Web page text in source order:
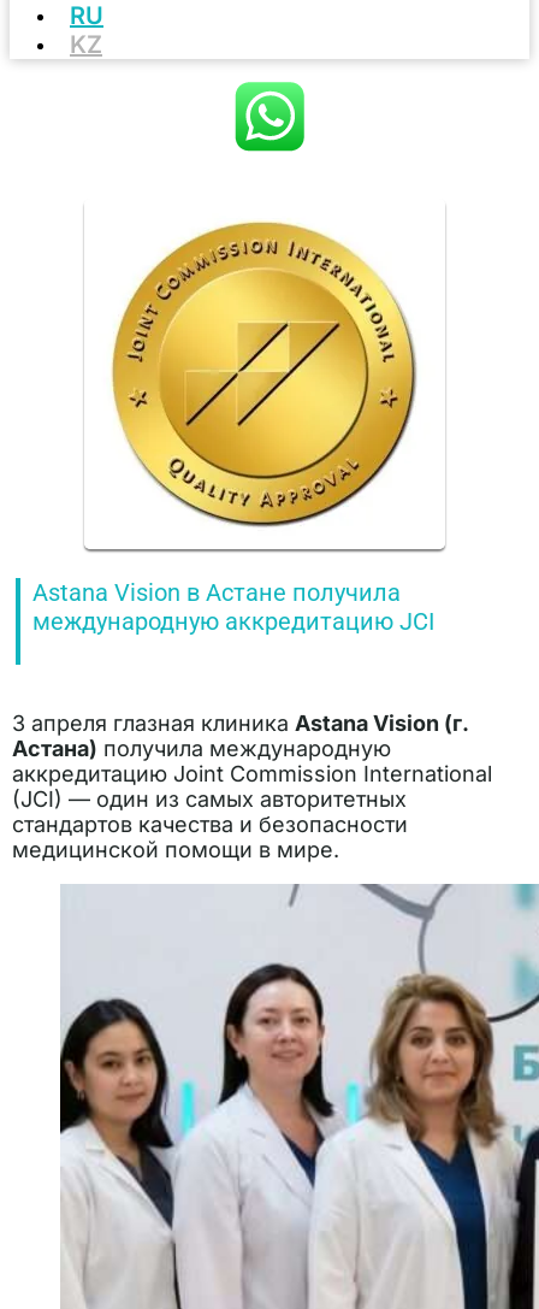
RU
KZ
Astana Vision в Астане получила
международную аккредитацию JCI
3 апреля глазная клиника Astana Vision (г.
Астана) получила международную
аккредитацию Joint Commission International
(JCI) — один из самых авторитетных
стандартов качества и безопасности
медицинской помощи в мире.